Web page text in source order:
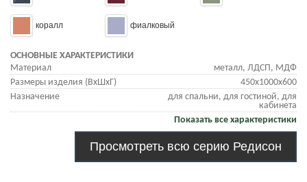
коралл фиалковый
ОСНОВНЫЕ ХАРАКТЕРИСТИКИ
Материал
металл, ЛДСП, МДФ
Размеры изделия (ВхШхГ)
450х1000х600
Назначение
для спальни, для гостиной, для
кабинета
Показать все характеристики
Просмотреть всю серию Редисон